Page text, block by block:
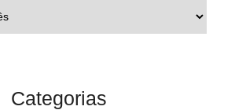
Categorias